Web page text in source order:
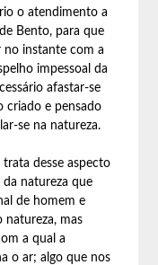
o atendimento a
Bento, para que
no instante com a
impessoal da
afastar-se
criado e pensado
se na natureza.
trata desse aspecto
natureza que
de homem e
natureza, mas
a qual a
o ar; algo que nos